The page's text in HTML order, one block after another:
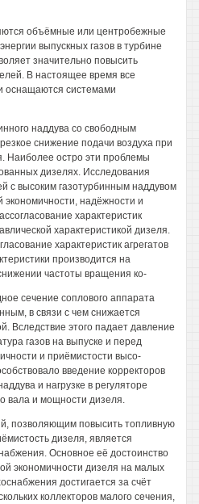
объёмные или центробежные
выпускных газов в турбине
значительно повысить
В настоящее время все
оснащаются системами
наддува со свободным
снижение подачи воздуха при
Наиболее остро эти проблемы
дизелях. Исследования
с высоким газотурбинным наддувом
экономичности, надёжности и
характеристик
характеристикой дизеля.
характеристик агрегатов
производится на
частоты вращения ко-
сечение соплового аппарата
в связи с чем снижается
Вследствие этого падает давление
газов на выпуске и перед
и приёмистости высо-
введение корректоров
и нагрузке в регуляторе
вала и мощности дизеля.
позволяющим повысить топливную
дизеля, является
Основное её достоинство
экономичности дизеля на малых
достигается за счёт
коллекторов малого сечения,